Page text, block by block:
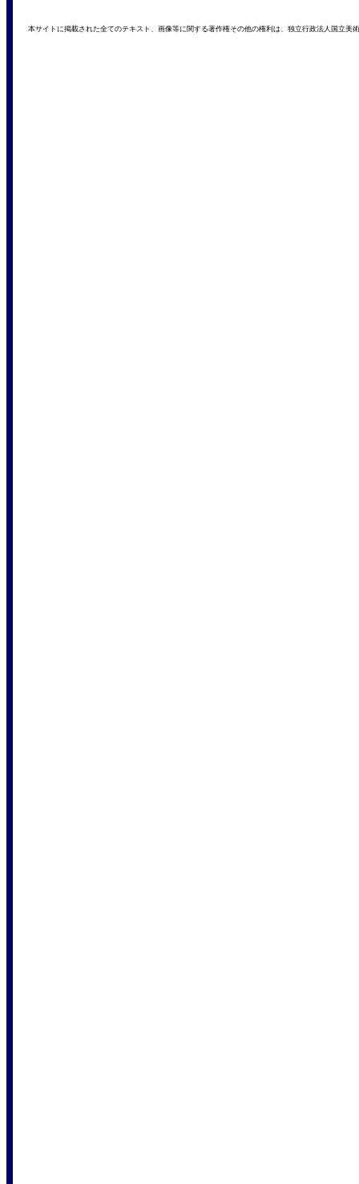
本サイトに掲載された全てのテキスト、画像等に関する著作権その他の権利は、独立行政法人国立